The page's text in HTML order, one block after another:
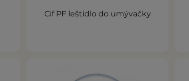
Cif PF leštidlo do umývačky